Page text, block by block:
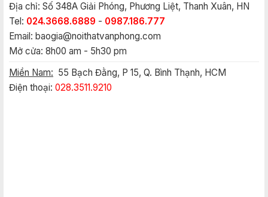
Địa chỉ: Số 348A Giải Phóng, Phương Liệt, Thanh Xuân, HN
Tel: 024.3668.6889 - 0987.186.777
Email: baogia@noithatvanphong.com
Mở cửa: 8h00 am - 5h30 pm
Miền Nam: 55 Bạch Đằng, P 15, Q. Bình Thạnh, HCM
Điện thoại: 028.3511.9210